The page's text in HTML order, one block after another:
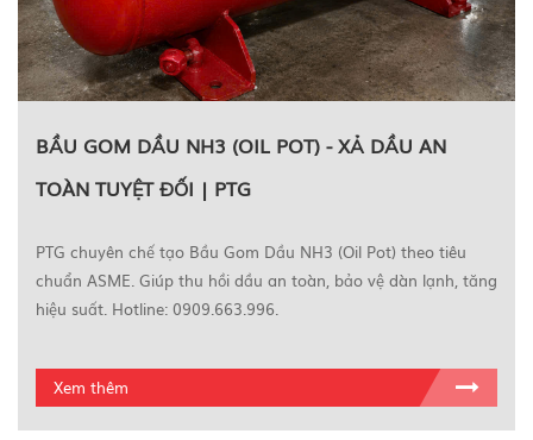
BẦU GOM DẦU NH3 (OIL POT) - XẢ DẦU AN
TOÀN TUYỆT ĐỐI | PTG
PTG chuyên chế tạo Bầu Gom Dầu NH3 (Oil Pot) theo tiêu
chuẩn ASME. Giúp thu hồi dầu an toàn, bảo vệ dàn lạnh, tăng
hiệu suất. Hotline: 0909.663.996.
Xem thêm